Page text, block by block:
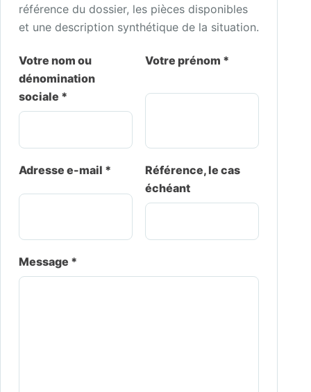
référence du dossier, les pièces disponibles
et une description synthétique de la situation.
Votre nom ou
dénomination
sociale *
Votre prénom *
Adresse e-mail *
Référence, le cas
échéant
Message *